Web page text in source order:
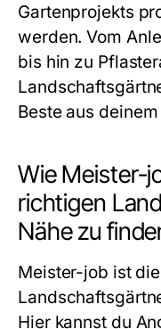
Gartenprojekts
werden. Vom
bis hin zu
Beste aus
Wie Meister-
richtigen
Nähe zu
Meister-job ist
Hier kannst du